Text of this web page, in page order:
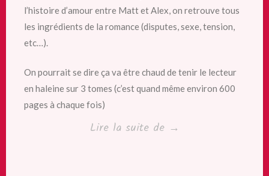
l’histoire d’amour entre Matt et Alex, on retrouve tous
les ingrédients de la romance (disputes, sexe, tension,
etc…).
On pourrait se dire ça va être chaud de tenir le lecteur
en haleine sur 3 tomes (c’est quand même environ 600
pages à chaque fois)
Lire la suite de « Effet
→